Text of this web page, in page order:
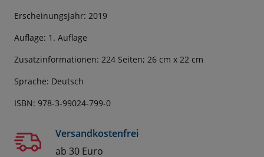
Erscheinungsjahr: 2019
Auflage: 1. Auflage
Zusatzinformationen: 224 Seiten; 26 cm x 22 cm
Sprache: Deutsch
ISBN: 978-3-99024-799-0
Versandkostenfrei
ab 30 Euro